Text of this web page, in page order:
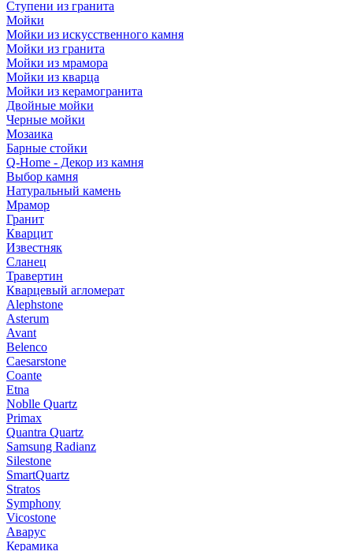
Ступени из гранита
Мойки
Мойки из искусственного камня
Мойки из гранита
Мойки из мрамора
Мойки из кварца
Мойки из керамогранита
Двойные мойки
Черные мойки
Мозаика
Барные стойки
Q-Home - Декор из камня
Выбор камня
Натуральный камень
Мрамор
Гранит
Кварцит
Известняк
Сланец
Травертин
Кварцевый агломерат
Alephstone
Asterum
Avant
Belenco
Caesarstone
Coante
Etna
Noblle Quartz
Primax
Quantra Quartz
Samsung Radianz
Silestone
SmartQuartz
Stratos
Symphony
Vicostone
Аварус
Керамика